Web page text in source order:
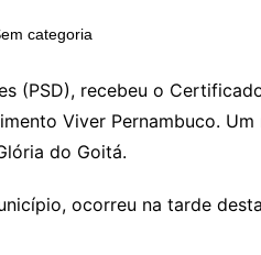
categoria
(PSD), recebeu o
Viver Pernambuco.
do Goitá.
ocorreu na tarde